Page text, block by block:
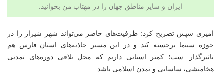
ایران و سایر مناطق جهان را در مهتاب من بخوانید.
امیری سپس تصریح کرد: ظرفیت‌های حاضر می‌تواند شهر شیراز را در
حوزه سینما برجسته کند و‌ در این مسیر جاذبه‌های استان فارس هم
تاثیرگذار است؛ کمتر استانی داریم که محل تلاقی دوره‌های‌ تمدنی
هخامنشی، ساسانی و تمدن اسلامی باشد.